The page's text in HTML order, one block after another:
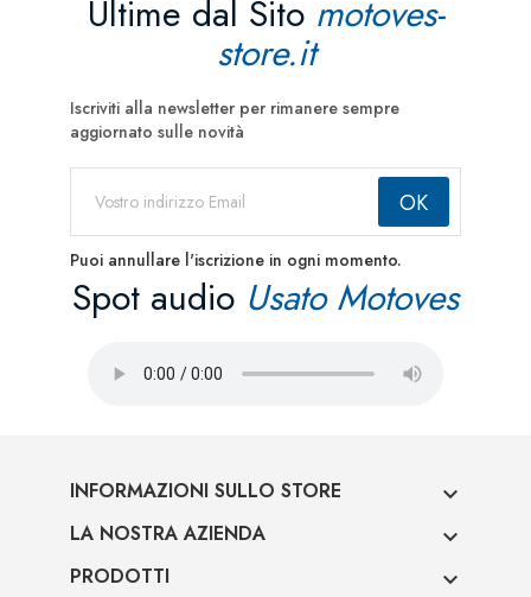
Ultime dal Sito motoves-
store.it
Iscriviti alla newsletter per rimanere sempre
aggiornato sulle novità
Puoi annullare l'iscrizione in ogni momento.
Spot audio Usato Motoves
INFORMAZIONI SULLO STORE 
LA NOSTRA AZIENDA 
PRODOTTI 